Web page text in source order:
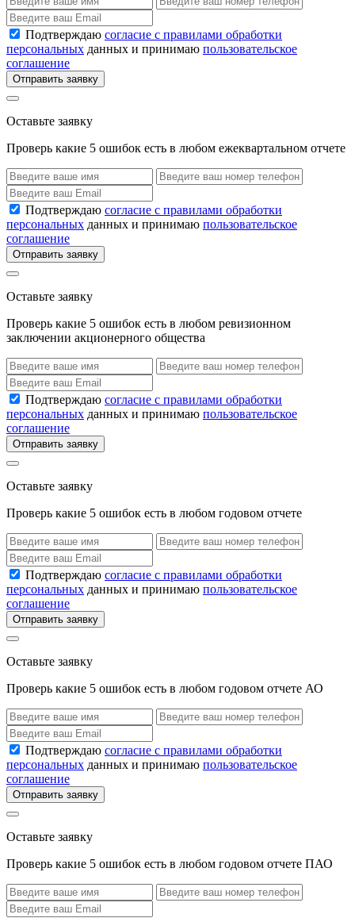
Подтверждаю согласие с правилами обработки
персональных данных и принимаю пользовательское
соглашение
Отправить заявку
Оставьте заявку
Проверь какие 5 ошибок есть в любом ежеквартальном отчете
Подтверждаю согласие с правилами обработки
персональных данных и принимаю пользовательское
соглашение
Отправить заявку
Оставьте заявку
Проверь какие 5 ошибок есть в любом ревизионном
заключении акционерного общества
Подтверждаю согласие с правилами обработки
персональных данных и принимаю пользовательское
соглашение
Отправить заявку
Оставьте заявку
Проверь какие 5 ошибок есть в любом годовом отчете
Подтверждаю согласие с правилами обработки
персональных данных и принимаю пользовательское
соглашение
Отправить заявку
Оставьте заявку
Проверь какие 5 ошибок есть в любом годовом отчете АО
Подтверждаю согласие с правилами обработки
персональных данных и принимаю пользовательское
соглашение
Отправить заявку
Оставьте заявку
Проверь какие 5 ошибок есть в любом годовом отчете ПАО